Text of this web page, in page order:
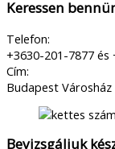
Keressen
Telefon:
+3630-201-7877 és
Cím:
Budapest Városház
Bevizsgáljuk